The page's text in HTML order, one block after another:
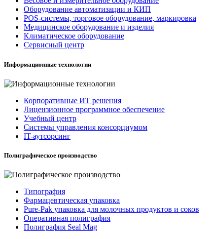
Оборудование автоматизации и КИП
POS-системы, торговое оборудование, маркировка
Медицинское оборудование и изделия
Климатическое оборудование
Сервисный центр
Информационные технологии
Корпоративные ИТ решения
Лицензионное программное обеспечение
Учебный центр
Системы управления консорциумом
IT-аутсорсинг
Полиграфическое производство
Типография
Фармацевтическая упаковка
Pure-Pak упаковка для молочных продуктов и соков
Оперативная полиграфия
Полиграфия Seal Mag